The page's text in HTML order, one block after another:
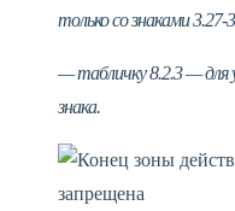
только со знаками 3.27-
— табличку 8.2.3 — для
знака.